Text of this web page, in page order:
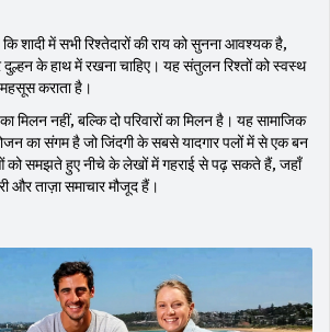
शादी में सभी रिश्तेदारों की राय को सुनना आवश्यक है,
दुल्हन के हाथ में रखना चाहिए। यह संतुलन रिश्तों को स्वस्थ
कराता है।
मिलन नहीं, बल्कि दो परिवारों का मिलन है। यह सामाजिक
का संगम है जो जिंदगी के सबसे यादगार पलों में से एक बन
समझते हुए नीचे के लेखों में गहराई से पढ़ सकते हैं, जहाँ
और ताज़ा समाचार मौजूद हैं।